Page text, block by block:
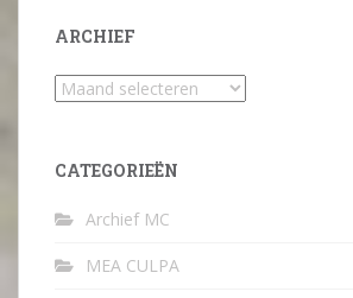
ARCHIEF
Archief
CATEGORIEËN
Archief MC
MEA CULPA